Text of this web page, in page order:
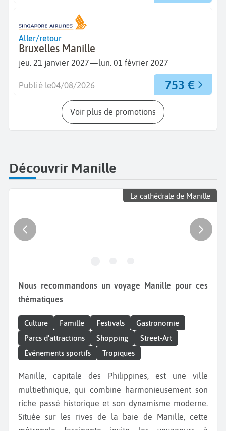
Aller/retour
Bruxelles Manille
jeu. 21 janvier 2027—lun. 01 février 2027
753 €
Publié le04/08/2026
Voir plus de promotions
Découvrir Manille
La cathédrale de Manille
Nous recommandons un voyage Manille pour ces
thématiques
Culture Famille Festivals
Gastronomie
Parcs d'attractions
Shopping
Street-Art
Événements sportifs
Tropiques
Manille, capitale des Philippines, est une ville
multiethnique, qui combine harmonieusement son
riche passé historique et son dynamisme moderne.
Située sur les rives de la baie de Manille, cette